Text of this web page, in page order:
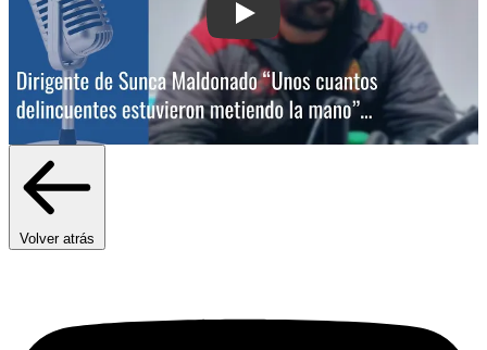
Play: Dirigente de Sunca Maldonado:
Volver atrás